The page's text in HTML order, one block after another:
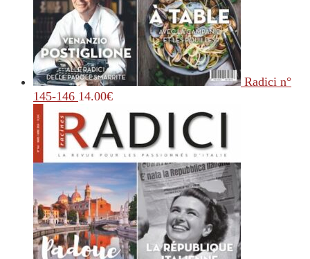
Radici n°
145-146 14.00€